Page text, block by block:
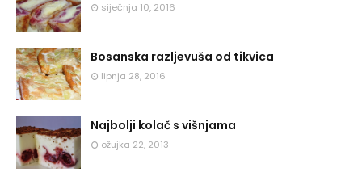
siječnja 10, 2016
Bosanska razljevuša od tikvica
lipnja 28, 2016
Najbolji kolač s višnjama
ožujka 22, 2013